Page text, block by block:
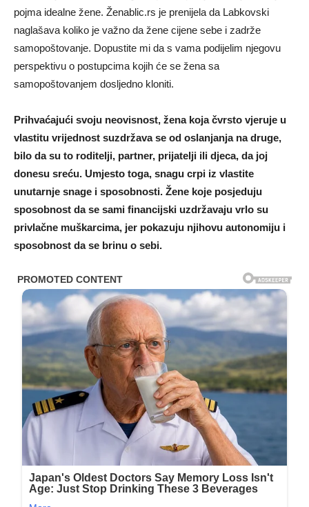
pojma idealne žene. Ženablic.rs je prenijela da Labkovski
naglašava koliko je važno da žene cijene sebe i zadrže
samopoštovanje. Dopustite mi da s vama podijelim njegovu
perspektivu o postupcima kojih će se žena sa
samopoštovanjem dosljedno kloniti.
Prihvaćajući svoju neovisnost, žena koja čvrsto vjeruje u
vlastitu vrijednost suzdržava se od oslanjanja na druge,
bilo da su to roditelji, partner, prijatelji ili djeca, da joj
donesu sreću. Umjesto toga, snagu crpi iz vlastite
unutarnje snage i sposobnosti. Žene koje posjeduju
sposobnost da se sami financijski uzdržavaju vrlo su
privlačne muškarcima, jer pokazuju njihovu autonomiju i
sposobnost da se brinu o sebi.